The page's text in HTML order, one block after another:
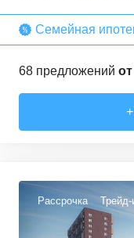
Семейная
68 предложений от
35–36,7м²
2-комн. кв.
Рассрочка Трейд-